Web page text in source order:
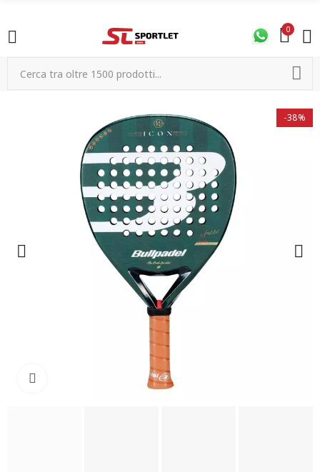
0
-38%